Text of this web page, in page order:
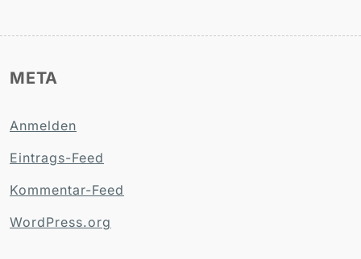
META
Anmelden
Eintrags-Feed
Kommentar-Feed
WordPress.org